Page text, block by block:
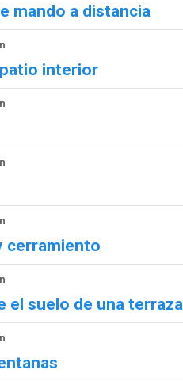
mando a distancia
interior
cerramiento
el suelo de una terraza